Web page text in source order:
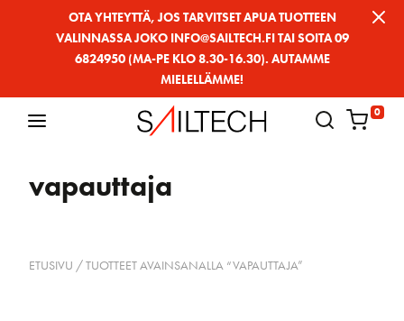
OTA YHTEYTTÄ, JOS TARVITSET APUA TUOTTEEN
VALINNASSA JOKO INFO@SAILTECH.FI TAI SOITA 09
6824950 (MA-PE KLO 8.30-16.30). AUTAMME
MIELELLÄMME!
0
vapauttaja
ETUSIVU / TUOTTEET AVAINSANALLA “VAPAUTTAJA”